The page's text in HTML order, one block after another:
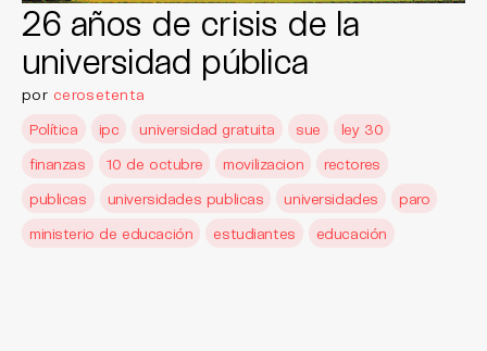
26 años de crisis de la
universidad pública
por cerosetenta
Política
ipc universidad gratuita sue
ley 30
finanzas
10 de octubre movilizacion
rectores
publicas
universidades publicas universidades
paro
ministerio de educación
estudiantes educación